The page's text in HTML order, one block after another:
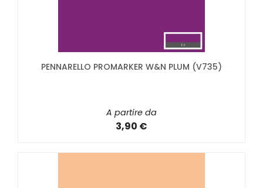
PENNARELLO PROMARKER W&N PLUM (V735)
A partire da
3,90 €